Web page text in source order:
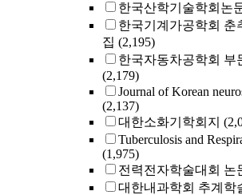
한국산학기술학회논
한국기계가공학회 춘
집 (2,195)
한국자동차공학회 부
(2,179)
Journal of Korean
(2,137)
대한소화기학회지
Tuberculosis and
(1,975)
전력전자학술대회 논
대한내과학회 추계학